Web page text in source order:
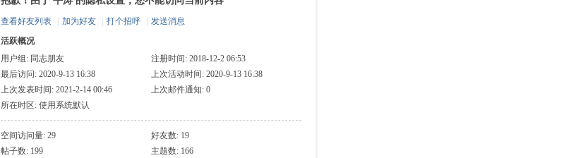
查看好友列表 加为好友 打个招呼
发送消息
活跃概况
用户组: 同志朋友
注册时间: 2018-12-2 06:53
最后访问: 2020-9-13 16:38
上次活动时间: 2020-9-13 16:38
上次发表时间: 2021-2-14 00:46
上次邮件通知: 0
所在时区: 使用系统默认
空间访问量: 29
好友数: 19
帖子数: 199
主题数: 166